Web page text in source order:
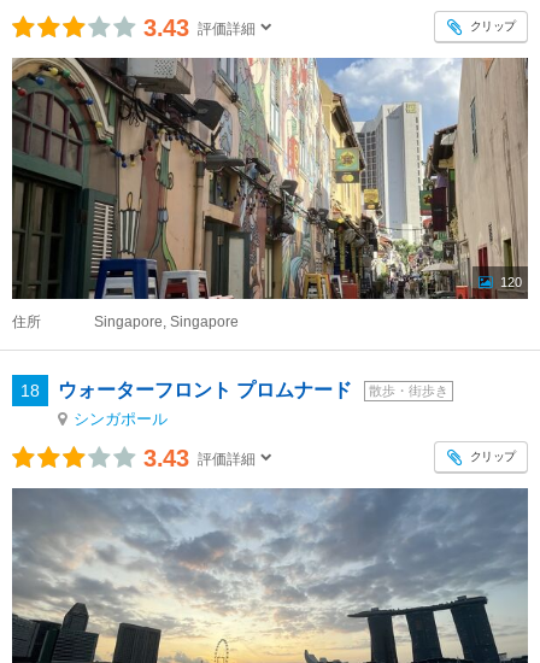
3.43 評価詳細 クリップ
120
住所 Singapore, Singapore
18 ウォーターフロント プロムナード 散歩・街歩き
シンガポール
3.43 評価詳細 クリップ